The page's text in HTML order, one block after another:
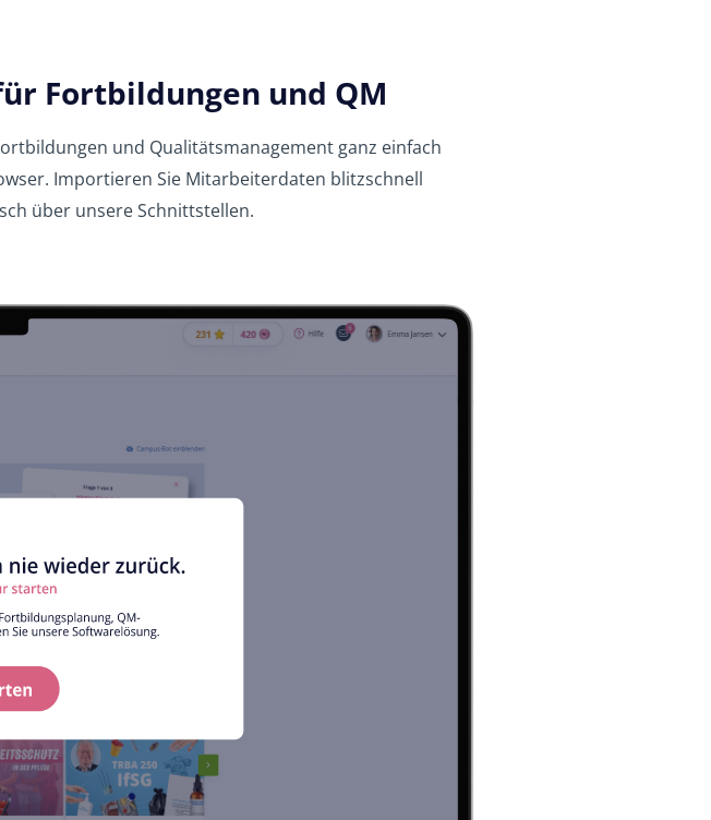
Fortbildungen und QM
und Qualitätsmanagement ganz einfach
Importieren Sie Mitarbeiterdaten blitzschnell
über unsere Schnittstellen.